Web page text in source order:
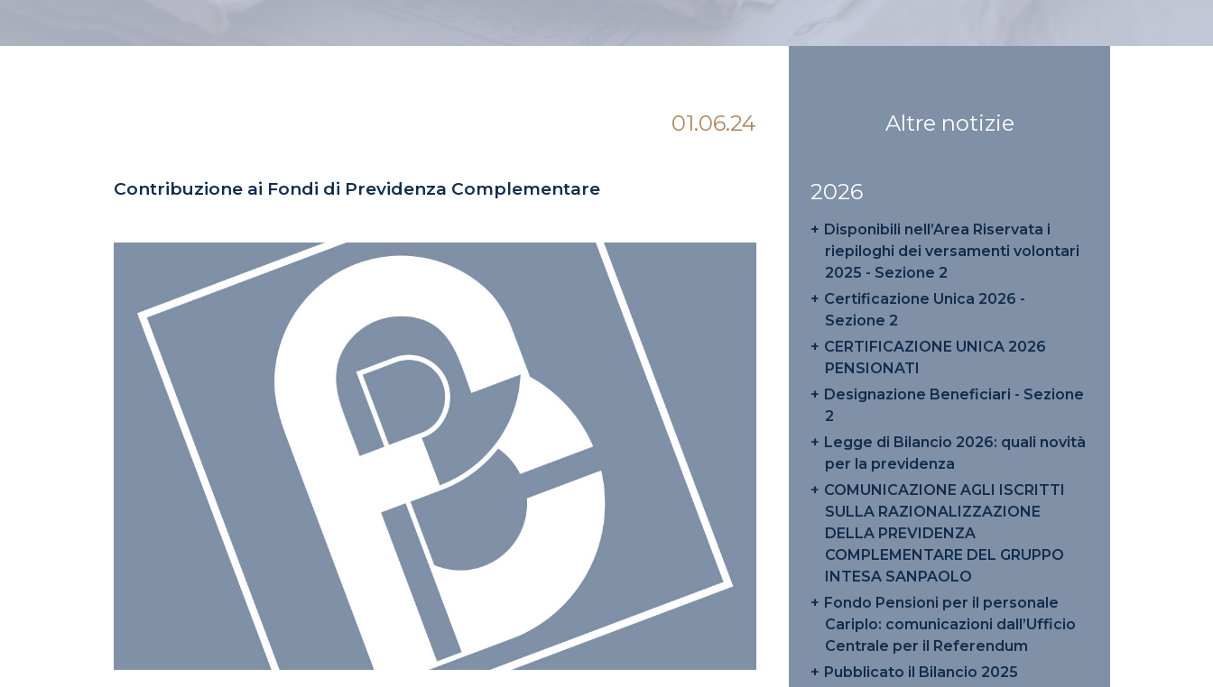
01.06.24
Contribuzione ai Fondi di Previdenza Complementare
Altre notizie
2026
Disponibili nell’Area Riservata i
riepiloghi dei versamenti volontari
2025 - Sezione 2
Certificazione Unica 2026 -
Sezione 2
CERTIFICAZIONE UNICA 2026
PENSIONATI
Designazione Beneficiari - Sezione
2
Legge di Bilancio 2026: quali novità
per la previdenza
COMUNICAZIONE AGLI ISCRITTI
SULLA RAZIONALIZZAZIONE
DELLA PREVIDENZA
COMPLEMENTARE DEL GRUPPO
INTESA SANPAOLO
Fondo Pensioni per il personale
Cariplo: comunicazioni dall’Ufficio
Centrale per il Referendum
Pubblicato il Bilancio 2025